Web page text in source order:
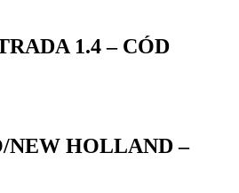
1.4 – CÓD
NEW HOLLAND –